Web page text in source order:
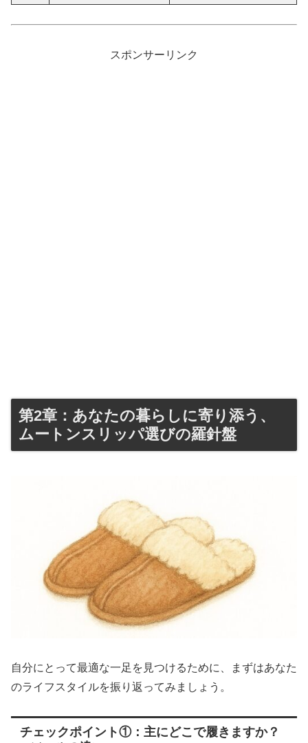
スポンサーリンク
第2章：あなたの暮らしに寄り添う、
ムートンスリッパ選びの羅針盤
自分にとって最適な一足を見つけるために、まずはあなた
のライフスタイルを振り返ってみましょう。
チェックポイント①：主にどこで履きますか？